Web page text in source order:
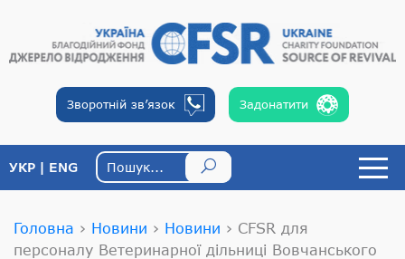
Зворотній зв’язок Задонатити
УКР ENG
Головна › Новини › Новини › CFSR для
персоналу Ветеринарної дільниці Вовчанського